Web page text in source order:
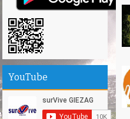
YouTube